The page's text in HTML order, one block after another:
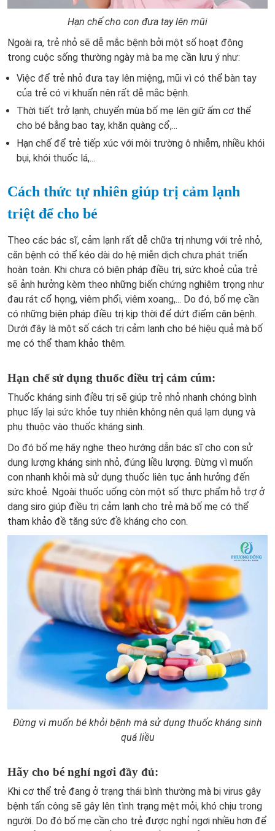
Hạn chế cho con đưa tay lên mũi
Ngoài ra, trẻ nhỏ sẽ dễ mắc bệnh bởi một số hoạt động
trong cuộc sống thường ngày mà ba mẹ cần lưu ý như:
Việc để trẻ nhỏ đưa tay lên miệng, mũi vì có thể bàn tay
của trẻ có vi khuẩn nên rất dễ mắc bệnh.
Thời tiết trở lạnh, chuyển mùa bố mẹ lên giữ ấm cơ thể
cho bé bằng bao tay, khăn quàng cổ,...
Hạn chế để trẻ tiếp xúc với môi trường ô nhiễm, nhiều khói
bụi, khói thuốc lá,...
Cách thức tự nhiên giúp trị cảm lạnh
triệt để cho bé
Theo các bác sĩ, cảm lạnh rất dễ chữa trị nhưng với trẻ nhỏ,
căn bệnh có thể kéo dài do hệ miễn dịch chưa phát triển
hoàn toàn. Khi chưa có biện pháp điều trị, sức khoẻ của trẻ
sẽ ảnh hưởng kèm theo những biến chứng nghiêm trọng như
đau rát cổ họng, viêm phổi, viêm xoang,... Do đó, bố mẹ cần
có những biện pháp điều trị kịp thời để dứt điểm căn bệnh.
Dưới đây là một số cách trị cảm lạnh cho bé hiệu quả mà bố
mẹ có thể tham khảo thêm.
Hạn chế sử dụng thuốc điều trị cảm cúm:
Thuốc kháng sinh điều trị sẽ giúp trẻ nhỏ nhanh chóng bình
phục lấy lại sức khỏe tuy nhiên không nên quá lạm dụng và
phụ thuộc vào thuốc kháng sinh.
Do đó bố mẹ hãy nghe theo hướng dẫn bác sĩ cho con sử
dụng lượng kháng sinh nhỏ, đúng liều lượng. Đừng vì muốn
con nhanh khỏi mà sử dụng thuốc liên tục ảnh hưởng đến
sức khoẻ. Ngoài thuốc uống còn một số thực phẩm hỗ trợ ở
dạng siro giúp điều trị cảm lạnh cho trẻ mà bố mẹ có thể
tham khảo đề tăng sức đề kháng cho con.
Đừng vì muốn bé khỏi bệnh mà sử dụng thuốc kháng sinh
quá liều
Hãy cho bé nghỉ ngơi đầy đủ:
Khi cơ thể trẻ đang ở trạng thái bình thường mà bị virus gây
bệnh tấn công sẽ gây lên tình trạng mệt mỏi, khó chịu trong
người. Do đó bố mẹ cần cho trẻ được nghỉ ngơi nhiều hơn để